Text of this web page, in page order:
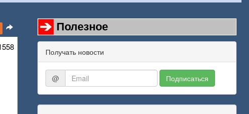
Полезное
Получать новости
@ Подписаться